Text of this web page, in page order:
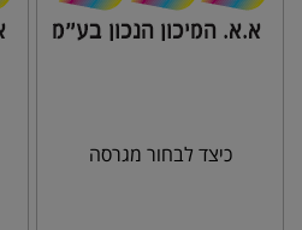
כיצד לבחור מגרסה